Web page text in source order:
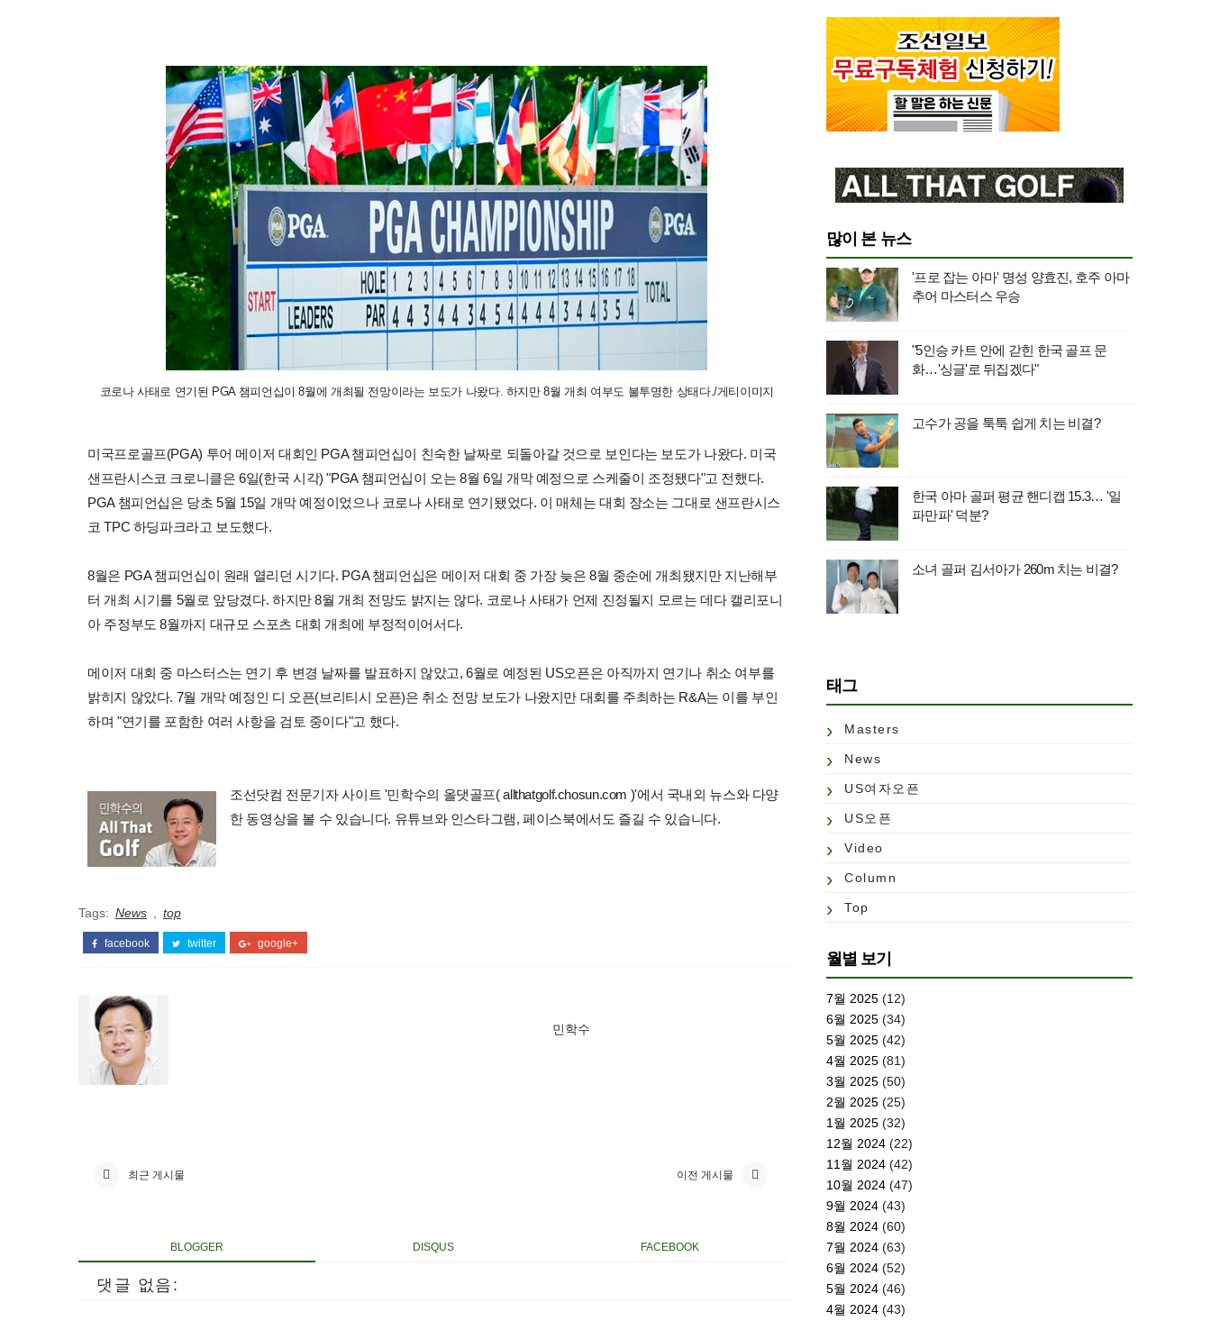
코로나 사태로 연기된 PGA 챔피언십이 8월에 개최될 전망이라는 보도가 나왔다. 하지만 8월 개최 여부도 불투명한 상태다./게티이미지
미국프로골프(PGA) 투어 메이저 대회인 PGA 챔피언십이 친숙한 날짜로 되돌아갈 것으로 보인다는 보도가 나왔다. 미국
샌프란시스코 크로니클은 6일(한국 시각) "PGA 챔피언십이 오는 8월 6일 개막 예정으로 스케줄이 조정됐다"고 전했다.
PGA 챔피언십은 당초 5월 15일 개막 예정이었으나 코로나 사태로 연기됐었다. 이 매체는 대회 장소는 그대로 샌프란시스
코 TPC 하딩파크라고 보도했다.
8월은 PGA 챔피언십이 원래 열리던 시기다. PGA 챔피언십은 메이저 대회 중 가장 늦은 8월 중순에 개최됐지만 지난해부
터 개최 시기를 5월로 앞당겼다. 하지만 8월 개최 전망도 밝지는 않다. 코로나 사태가 언제 진정될지 모르는 데다 캘리포니
아 주정부도 8월까지 대규모 스포츠 대회 개최에 부정적이어서다.
메이저 대회 중 마스터스는 연기 후 변경 날짜를 발표하지 않았고, 6월로 예정된 US오픈은 아직까지 연기나 취소 여부를
밝히지 않았다. 7월 개막 예정인 디 오픈(브리티시 오픈)은 취소 전망 보도가 나왔지만 대회를 주최하는 R&A는 이를 부인
하며 "연기를 포함한 여러 사항을 검토 중이다"고 했다.
조선닷컴 전문기자 사이트 '민학수의 올댓골프( allthatgolf.chosun.com )'에서 국내외 뉴스와 다양
한 동영상을 볼 수 있습니다. 유튜브와 인스타그램, 페이스북에서도 즐길 수 있습니다.
Tags: News top
facebook twitter google+
민학수
최근 게시물 이전 게시물
BLOGGER DISQUS FACEBOOK
댓글 없음:
많이 본 뉴스
'프로 잡는 아마' 명성 양효진, 호주 아마
추어 마스터스 우승
"5인승 카트 안에 갇힌 한국 골프 문
화…'싱글'로 뒤집겠다"
고수가 공을 툭툭 쉽게 치는 비결?
한국 아마 골퍼 평균 핸디캡 15.3… '일
파만파' 덕분?
소녀 골퍼 김서아가 260m 치는 비결?
태그
Masters
News
US여자오픈
US오픈
Video
Column
Top
월별 보기
7월 2025 (12)
6월 2025 (34)
5월 2025 (42)
4월 2025 (81)
3월 2025 (50)
2월 2025 (25)
1월 2025 (32)
12월 2024 (22)
11월 2024 (42)
10월 2024 (47)
9월 2024 (43)
8월 2024 (60)
7월 2024 (63)
6월 2024 (52)
5월 2024 (46)
4월 2024 (43)